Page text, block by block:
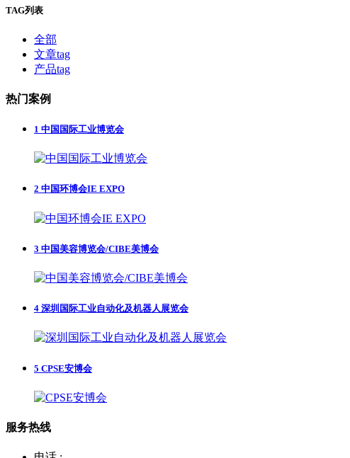
TAG列表
全部
文章tag
产品tag
热门案例
1 中国国际工业博览会
2 中国环博会IE EXPO
3 中国美容博览会/CIBE美博会
4 深圳国际工业自动化及机器人展览会
5 CPSE安博会
服务热线